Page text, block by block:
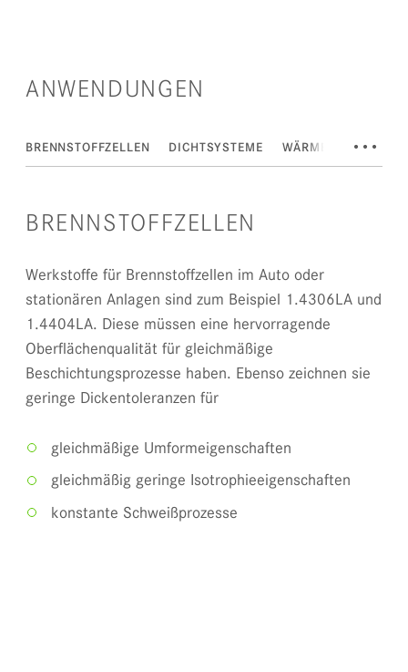
ANWENDUNGEN
BRENNSTOFFZELLEN DICHTSYSTEME WÄRMETAUSCHER
•••
BRENNSTOFFZELLEN
Werkstoffe für Brennstoffzellen im Auto oder
stationären Anlagen sind zum Beispiel 1.4306LA und
1.4404LA. Diese müssen eine hervorragende
Oberflächenqualität für gleichmäßige
Beschichtungsprozesse haben. Ebenso zeichnen sie
geringe Dickentoleranzen für
gleichmäßige Umformeigenschaften
gleichmäßig geringe Isotrophieeigenschaften
konstante Schweißprozesse